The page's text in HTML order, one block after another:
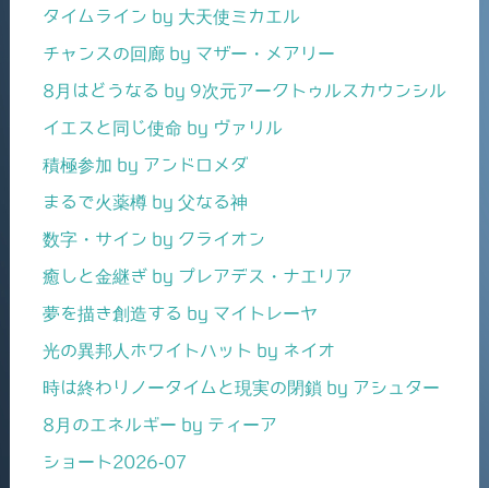
タイムライン by 大天使ミカエル
チャンスの回廊 by マザー・メアリー
8月はどうなる by 9次元アークトゥルスカウンシル
イエスと同じ使命 by ヴァリル
積極参加 by アンドロメダ
まるで火薬樽 by 父なる神
数字・サイン by クライオン
癒しと金継ぎ by プレアデス・ナエリア
夢を描き創造する by マイトレーヤ
光の異邦人ホワイトハット by ネイオ
時は終わりノータイムと現実の閉鎖 by アシュター
8月のエネルギー by ティーア
ショート2026-07